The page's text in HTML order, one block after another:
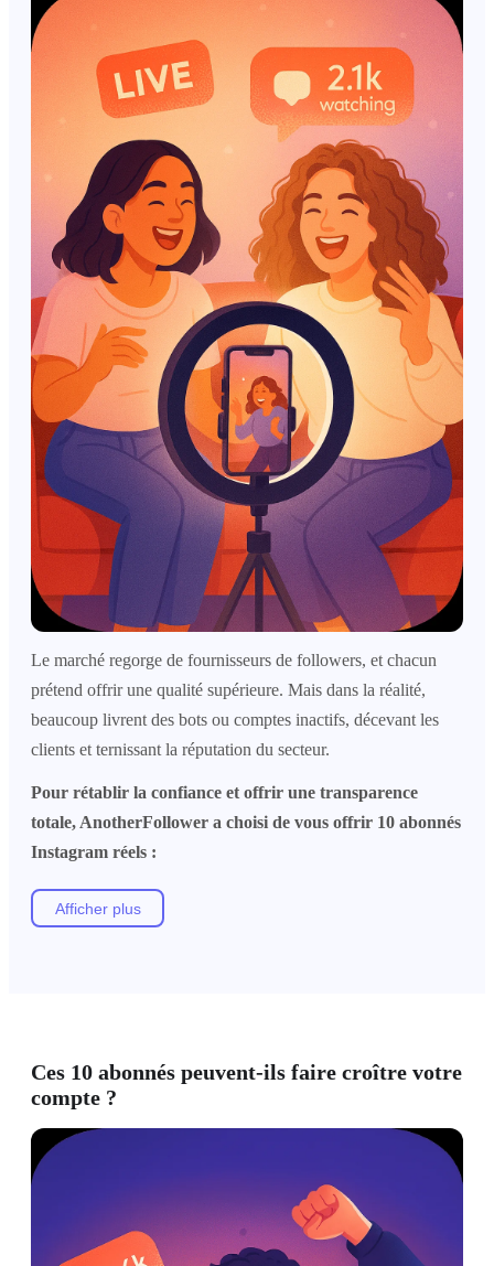
Le marché regorge de fournisseurs de followers, et chacun
prétend offrir une qualité supérieure. Mais dans la réalité,
beaucoup livrent des bots ou comptes inactifs, décevant les
clients et ternissant la réputation du secteur.
Pour rétablir la confiance et offrir une transparence
totale, AnotherFollower a choisi de vous offrir 10 abonnés
Instagram réels :
Afficher plus
Ces 10 abonnés peuvent-ils faire croître votre
compte ?